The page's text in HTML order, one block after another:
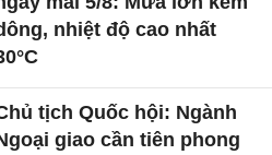
nhiệt độ cao nhất
tịch Quốc hội: Ngành
giao cần tiên phong